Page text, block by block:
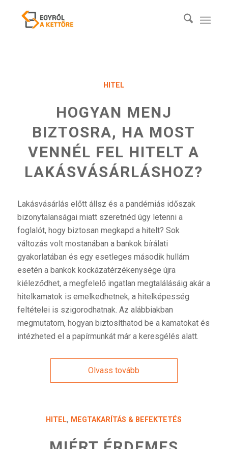
HITEL
HOGYAN MENJ
BIZTOSRA, HA MOST
VENNÉL FEL HITELT A
LAKÁSVÁSÁRLÁSHOZ?
Lakásvásárlás előtt állsz és a pandémiás időszak
bizonytalanságai miatt szeretnéd úgy letenni a
foglalót, hogy biztosan megkapd a hitelt? Sok
változás volt mostanában a bankok bírálati
gyakorlatában és egy esetleges második hullám
esetén a bankok kockázatérzékenysége újra
kiéleződhet, a megfelelő ingatlan megtalálásáig akár a
hitelkamatok is emelkedhetnek, a hitelképesség
feltételei is szigorodhatnak. Az alábbiakban
megmutatom, hogyan biztosíthatod be a kamatokat és
intézheted el a papírmunkát már a keresgélés alatt.
Olvass tovább
HITEL, MEGTAKARÍTÁS & BEFEKTETÉS